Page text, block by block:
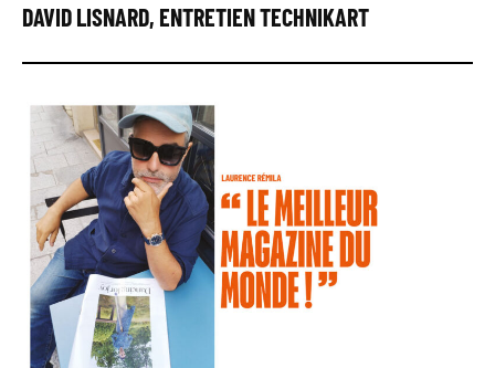
DAVID LISNARD, ENTRETIEN TECHNIKART